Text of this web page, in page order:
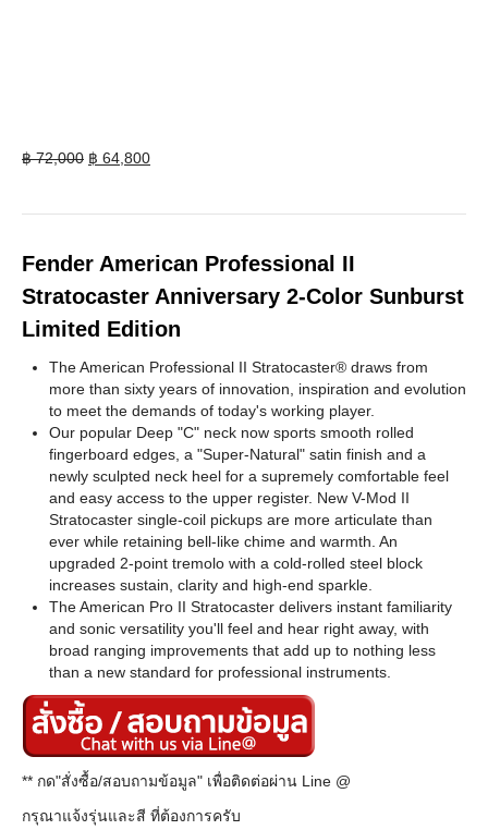
฿72,000 Original
฿ 64,800Current
Fender American Professional II
Stratocaster Anniversary 2-Color Sunburst
Limited Edition
The American Professional II Stratocaster® draws from
more than sixty years of innovation, inspiration and evolution
to meet the demands of today's working player.
Our popular Deep "C" neck now sports smooth rolled
fingerboard edges, a "Super-Natural" satin finish and a
newly sculpted neck heel for a supremely comfortable feel
and easy access to the upper register. New V-Mod II
Stratocaster single-coil pickups are more articulate than
ever while retaining bell-like chime and warmth. An
upgraded 2-point tremolo with a cold-rolled steel block
increases sustain, clarity and high-end sparkle.
The American Pro II Stratocaster delivers instant familiarity
and sonic versatility you'll feel and hear right away, with
broad ranging improvements that add up to nothing less
than a new standard for professional instruments.
** กด"สั่งซื้อ/สอบถามข้อมูล" เพื่อติดต่อผ่าน Line @
กรุณาแจ้งรุ่นและสี ที่ต้องการครับ